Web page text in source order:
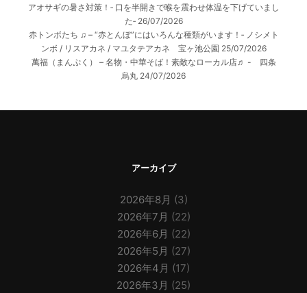
アオサギの暑さ対策！‐ 口を半開きで喉を震わせ体温を下げていまし
た‐ 26/07/2026
赤トンボたち ♫ – “赤とんぼ”にはいろんな種類がいます！‐ ノシメト
ンボ / リスアカネ / マユタテアカネ 宝ヶ池公園 25/07/2026
萬福（まんぷく） – 名物・中華そば！素敵なローカル店♬ - 四条
烏丸 24/07/2026
アーカイブ
2026年8月 (3)
2026年7月 (22)
2026年6月 (22)
2026年5月 (27)
2026年4月 (17)
2026年3月 (25)